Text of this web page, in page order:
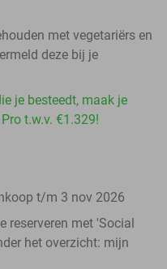
met vegetariërs en
deze bij je
je besteedt, maak je
t.w.v. €1.329!
t/m 3 nov 2026
reserveren met 'Social
het overzicht: mijn